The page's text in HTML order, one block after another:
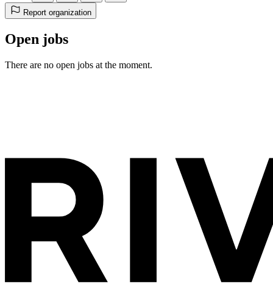
Report organization
Open jobs
There are no open jobs at the moment.